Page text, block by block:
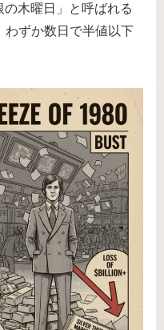
木曜日」と呼ばれる
わずか数日で半値以下